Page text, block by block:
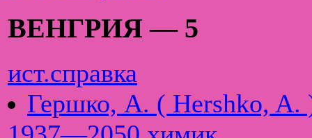
ВЕНГРИЯ — 5
ист.справка
Гершко, А. ( Hershko, A.